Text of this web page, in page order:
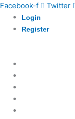
Skip
content
Facebook-f Twitter
Login
Register